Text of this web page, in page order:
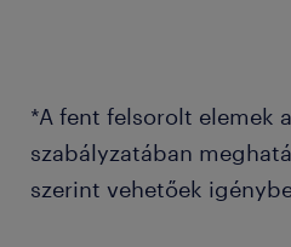
*A fent felsorolt elemek
szabályzatában
szerint vehetőek